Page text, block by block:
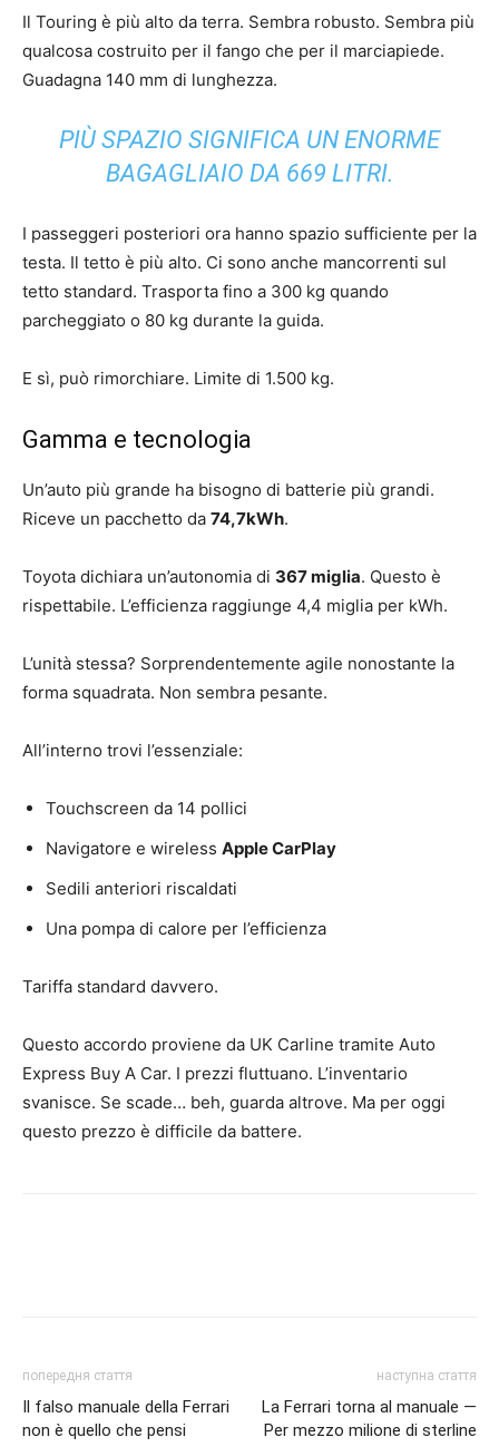
Il Touring è più alto da terra. Sembra robusto. Sembra più
qualcosa costruito per il fango che per il marciapiede.
Guadagna 140 mm di lunghezza.
PIÙ SPAZIO SIGNIFICA UN ENORME
BAGAGLIAIO DA 669 LITRI.
I passeggeri posteriori ora hanno spazio sufficiente per la
testa. Il tetto è più alto. Ci sono anche mancorrenti sul
tetto standard. Trasporta fino a 300 kg quando
parcheggiato o 80 kg durante la guida.
E sì, può rimorchiare. Limite di 1.500 kg.
Gamma e tecnologia
Un’auto più grande ha bisogno di batterie più grandi.
Riceve un pacchetto da 74,7kWh.
Toyota dichiara un’autonomia di 367 miglia. Questo è
rispettabile. L’efficienza raggiunge 4,4 miglia per kWh.
L’unità stessa? Sorprendentemente agile nonostante la
forma squadrata. Non sembra pesante.
All’interno trovi l’essenziale:
Touchscreen da 14 pollici
Navigatore e wireless Apple CarPlay
Sedili anteriori riscaldati
Una pompa di calore per l’efficienza
Tariffa standard davvero.
Questo accordo proviene da UK Carline tramite Auto
Express Buy A Car. I prezzi fluttuano. L’inventario
svanisce. Se scade… beh, guarda altrove. Ma per oggi
questo prezzo è difficile da battere.
попередня стаття
Il falso manuale della Ferrari
non è quello che pensi
наступна стаття
La Ferrari torna al manuale —
Per mezzo milione di sterline